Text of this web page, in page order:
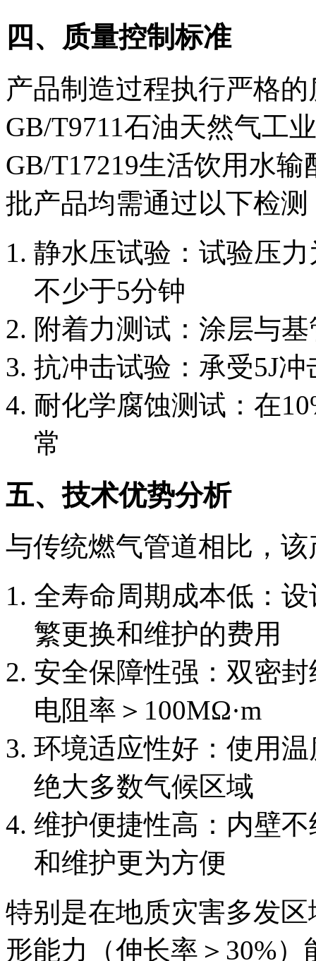
四、质量控制标准
产品制造过程执行严格
GB/T9711石油天然气工
GB/T17219生活饮用水
批产品均需通过以下检测
静水压试验：试验压
不少于5分钟
附着力测试：涂层与
抗冲击试验：承受5J
耐化学腐蚀测试：在
常
五、技术优势分析
与传统燃气管道相比，
全寿命周期成本低：
繁更换和维护的费用
安全保障性强：双密
电阻率＞100MΩ·m
环境适应性好：使用
绝大多数气候区域
维护便捷性高：内壁
和维护更为方便
特别是在地质灾害多发
形能力（伸长率＞30%